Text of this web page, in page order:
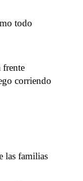
todo
frente
corriendo
las familias